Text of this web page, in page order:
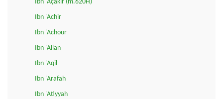
Ibn 'Açakir (m.620H)
Ibn 'Achir
Ibn 'Achour
Ibn 'Allan
Ibn 'Aqil
Ibn 'Arafah
Ibn 'Atiyyah